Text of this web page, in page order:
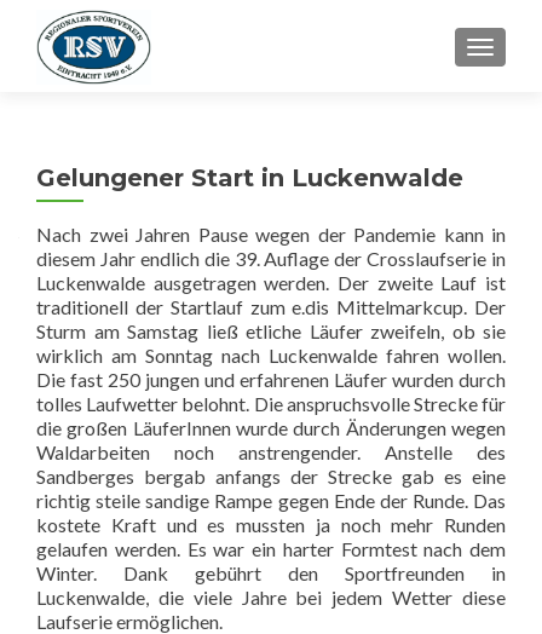
Gelungener Start in Luckenwalde
Nach zwei Jahren Pause wegen der Pandemie kann in
diesem Jahr endlich die 39. Auflage der Crosslaufserie in
Luckenwalde ausgetragen werden. Der zweite Lauf ist
traditionell der Startlauf zum e.dis Mittelmarkcup. Der
Sturm am Samstag ließ etliche Läufer zweifeln, ob sie
wirklich am Sonntag nach Luckenwalde fahren wollen.
Die fast 250 jungen und erfahrenen Läufer wurden durch
tolles Laufwetter belohnt. Die anspruchsvolle Strecke für
die großen LäuferInnen wurde durch Änderungen wegen
Waldarbeiten noch anstrengender. Anstelle des
Sandberges bergab anfangs der Strecke gab es eine
richtig steile sandige Rampe gegen Ende der Runde. Das
kostete Kraft und es mussten ja noch mehr Runden
gelaufen werden. Es war ein harter Formtest nach dem
Winter. Dank gebührt den Sportfreunden in
Luckenwalde, die viele Jahre bei jedem Wetter diese
Laufserie ermöglichen.